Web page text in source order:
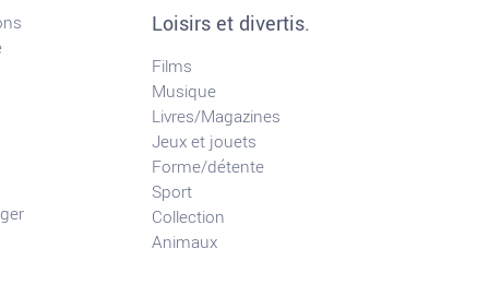
Loisirs et divertis.
Films
Musique
Livres/Magazines
Jeux et jouets
Forme/détente
Sport
Collection
Animaux